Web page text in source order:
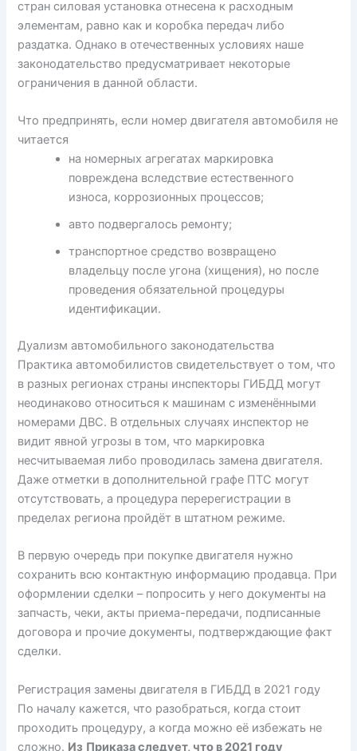
стран силовая установка отнесена к расходным
элементам, равно как и коробка передач либо
раздатка. Однако в отечественных условиях наше
законодательство предусматривает некоторые
ограничения в данной области.
Что предпринять, если номер двигателя автомобиля не
читается
на номерных агрегатах маркировка
повреждена вследствие естественного
износа, коррозионных процессов;
авто подвергалось ремонту;
транспортное средство возвращено
владельцу после угона (хищения), но после
проведения обязательной процедуры
идентификации.
Дуализм автомобильного законодательства
Практика автомобилистов свидетельствует о том, что
в разных регионах страны инспекторы ГИБДД могут
неодинаково относиться к машинам с изменёнными
номерами ДВС. В отдельных случаях инспектор не
видит явной угрозы в том, что маркировка
несчитываемая либо проводилась замена двигателя.
Даже отметки в дополнительной графе ПТС могут
отсутствовать, а процедура перерегистрации в
пределах региона пройдёт в штатном режиме.
В первую очередь при покупке двигателя нужно
сохранить всю контактную информацию продавца. При
оформлении сделки – попросить у него документы на
запчасть, чеки, акты приема-передачи, подписанные
договора и прочие документы, подтверждающие факт
сделки.
Регистрация замены двигателя в ГИБДД в 2021 году
По началу кажется, что разобраться, когда стоит
проходить процедуру, а когда можно её избежать не
сложно. Из Приказа следует, что в 2021 году